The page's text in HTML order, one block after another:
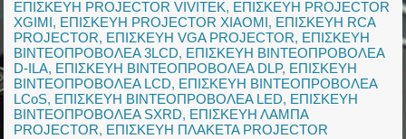
ΕΠΙΣΚΕΥΗ PROJECTOR VIVITEK, ΕΠΙΣΚΕΥΗ PROJECTOR
XGIMI, ΕΠΙΣΚΕΥΗ PROJECTOR XIAOMI, ΕΠΙΣΚΕΥΗ RCA
PROJECTOR, ΕΠΙΣΚΕΥΗ VGA PROJECTOR, ΕΠΙΣΚΕΥΗ
ΒΙΝΤΕΟΠΡΟΒΟΛΕΑ 3LCD, ΕΠΙΣΚΕΥΗ ΒΙΝΤΕΟΠΡΟΒΟΛΕΑ
D-ILA, ΕΠΙΣΚΕΥΗ ΒΙΝΤΕΟΠΡΟΒΟΛΕΑ DLP, ΕΠΙΣΚΕΥΗ
ΒΙΝΤΕΟΠΡΟΒΟΛΕΑ LCD, ΕΠΙΣΚΕΥΗ ΒΙΝΤΕΟΠΡΟΒΟΛΕΑ
LCoS, ΕΠΙΣΚΕΥΗ ΒΙΝΤΕΟΠΡΟΒΟΛΕΑ LED, ΕΠΙΣΚΕΥΗ
ΒΙΝΤΕΟΠΡΟΒΟΛΕΑ SXRD, ΕΠΙΣΚΕΥΗ ΛΑΜΠΑ
PROJECTOR, ΕΠΙΣΚΕΥΗ ΠΛΑΚΕΤΑ PROJECTOR